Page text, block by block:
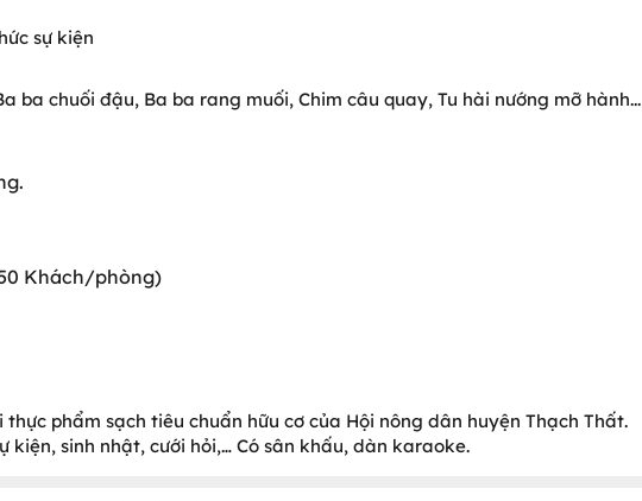
sự kiện
ba chuối đậu, Ba ba rang muối, Chim câu quay, Tu hài nướng mỡ hành...
Khách/phòng)
phẩm sạch tiêu chuẩn hữu cơ của Hội nông dân huyện Thạch Thất.
kiện, sinh nhật, cưới hỏi,… Có sân khấu, dàn karaoke.